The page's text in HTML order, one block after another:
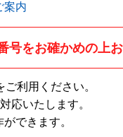
案内
をお確かめの上お
ご利用ください。
応いたします。
できます。